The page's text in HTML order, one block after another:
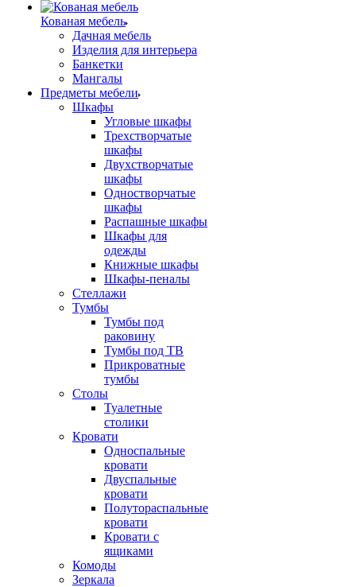
Кованая мебель
Дачная мебель
Изделия для интерьера
Банкетки
Мангалы
Предметы мебели
Шкафы
Угловые шкафы
Трехстворчатые
шкафы
Двухстворчатые
шкафы
Одностворчатые
шкафы
Распашные шкафы
Шкафы для
одежды
Книжные шкафы
Шкафы-пеналы
Стеллажи
Тумбы
Тумбы под
раковину
Тумбы под ТВ
Прикроватные
тумбы
Столы
Туалетные
столики
Кровати
Односпальные
кровати
Двуспальные
кровати
Полутораспальные
кровати
Кровати с
ящиками
Комоды
Зеркала